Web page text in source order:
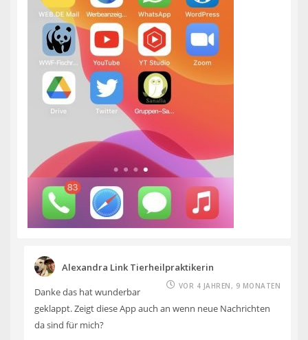
Alexandra Link Tierheilpraktikerin
VOR 4 JAHREN, 9 MONATEN
Danke das hat wunderbar
geklappt. Zeigt diese App auch an wenn neue Nachrichten
da sind für mich?